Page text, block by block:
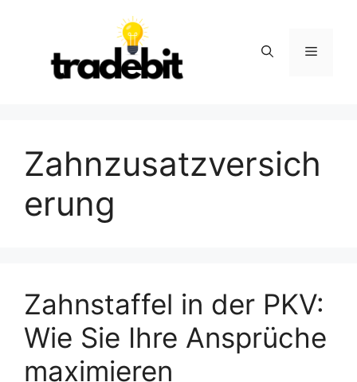
Menu
Zahnzusatzversich
erung
Zahnstaffel in der PKV:
Wie Sie Ihre Ansprüche
maximieren